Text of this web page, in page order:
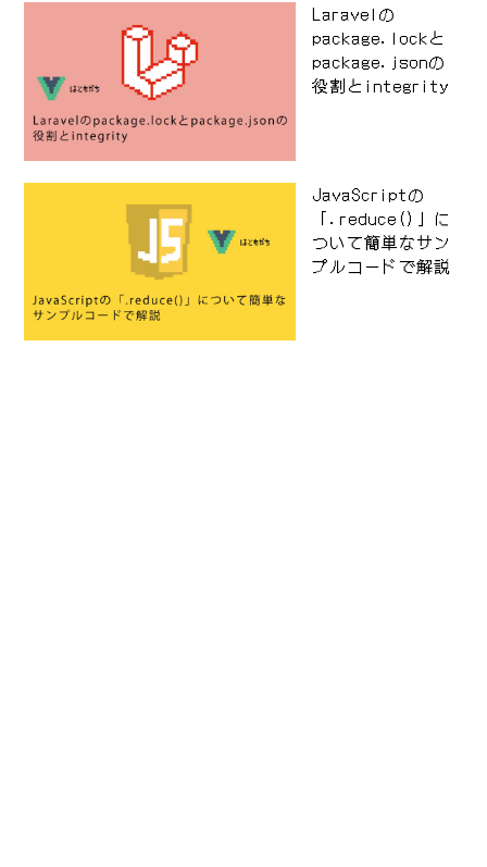
Laravelの
package.lockと
package.jsonの
役割とintegrity
JavaScriptの
「.reduce()」に
ついて簡単なサン
プルコードで解説